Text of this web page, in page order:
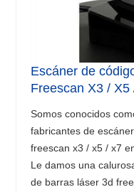
Escáner de
Freescan X3 / X5
Somos conocidos
fabricantes de
freescan x3 / x5 / x7
Le damos una
de barras láser 3d